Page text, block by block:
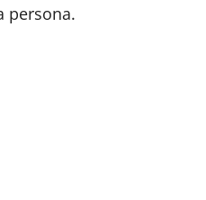
persona.